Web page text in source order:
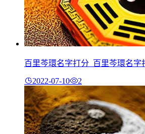
百里芩環名字打分_百里芩環名字
2022-07-10 2